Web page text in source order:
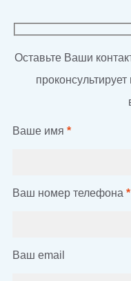
Оставьте Ваши
Ваше имя *
Ваш номер телефона *
Ваш email